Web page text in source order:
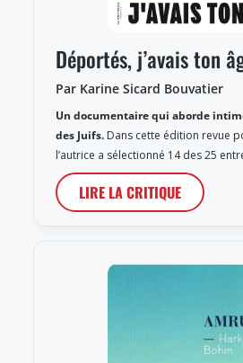
Déportés, j’avais ton
Par Karine Sicard Bouvatier
Un documentaire qui aborde
des Juifs. Dans cette édition revue
l’autrice a sélectionné 14 des 25
LIRE LA CRITIQUE